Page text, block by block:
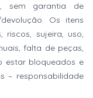
sem garantia de
Os itens
riscos, sujeira, uso,
falta de peças,
estar bloqueados e
– responsabilidade